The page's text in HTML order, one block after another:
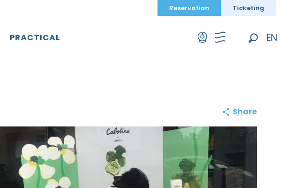
EN
Reservation Ticketing
PRACTICAL
Share